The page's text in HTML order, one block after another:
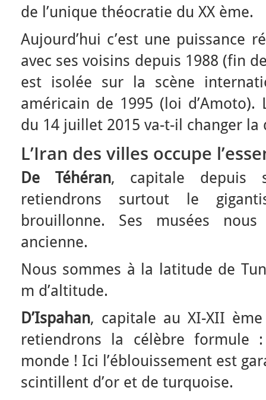
de l’unique théocratie du XX ème.
Aujourd’hui c’est une puissance
avec ses voisins depuis 1988 (fin
est isolée sur la scène
américain de 1995 (loi d’Amoto).
du 14 juillet 2015 va-t-il changer la
L’Iran des villes occupe
De Téhéran, capitale depuis
retiendrons surtout le
brouillonne. Ses musées
ancienne.
Nous sommes à la latitude de
m d’altitude.
D’Ispahan, capitale au XI-XII
retiendrons la célèbre formule
monde ! Ici l’éblouissement est
scintillent d’or et de turquoise.